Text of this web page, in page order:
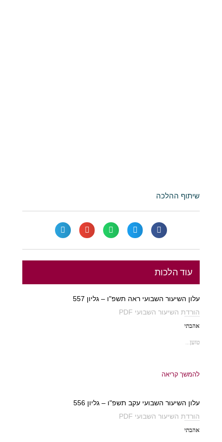
שיתוף ההלכה
עוד הלכות
עלון השיעור השבועי ראה תשפ"ו – גליון 557
הורדת השיעור השבועי PDF
אהבתי
טוען...
להמשך קריאה
עלון השיעור השבועי עקב תשפ"ו – גליון 556
הורדת השיעור השבועי PDF
אהבתי